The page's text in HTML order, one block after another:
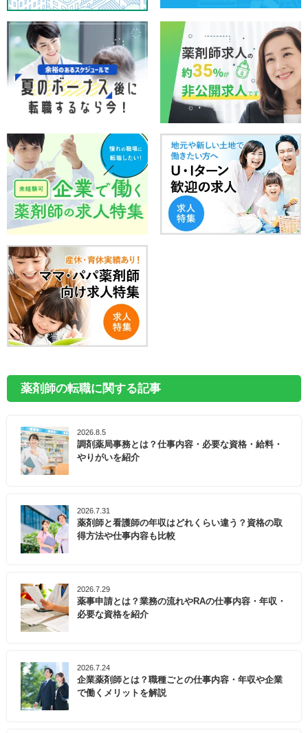
薬剤師の転職に関する記事
2026.8.5
調剤薬局事務とは？仕事内容・必要な資格・給料・
やりがいを紹介
2026.7.31
薬剤師と看護師の年収はどれくらい違う？資格の取
得方法や仕事内容も比較
2026.7.29
薬事申請とは？業務の流れやRAの仕事内容・年収・
必要な資格を紹介
2026.7.24
企業薬剤師とは？職種ごとの仕事内容・年収や企業
で働くメリットを解説